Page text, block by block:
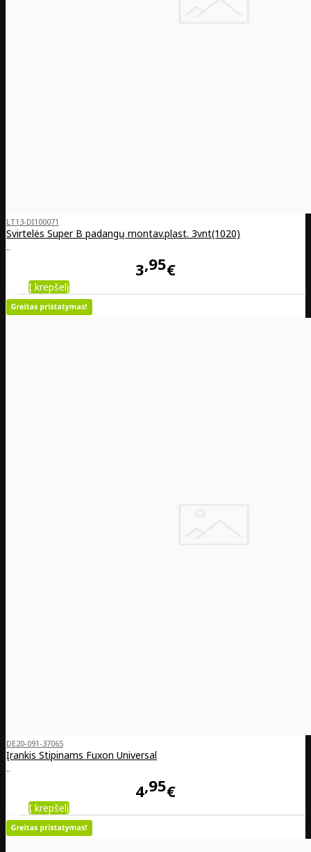
LT13-DI100071
Svirtelės Super B padangų montav.plast. 3vnt(1020)
..
3 95€
Į krepšelį
DE20-091-37065
Įrankis Stipinams Fuxon Universal
..
4 95€
Į krepšelį